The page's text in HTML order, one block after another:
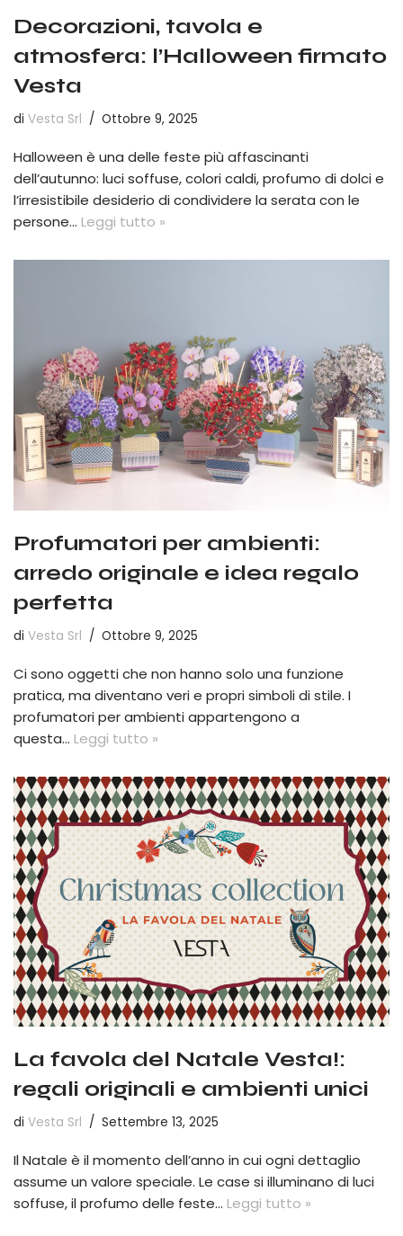
Decorazioni, tavola e
atmosfera: l’Halloween firmato
Vesta
di Vesta Srl Ottobre 9, 2025
Halloween è una delle feste più affascinanti
dell’autunno: luci soffuse, colori caldi, profumo di dolci e
l’irresistibile desiderio di condividere la serata con le
persone… Leggi tutto »
Profumatori per ambienti:
arredo originale e idea regalo
perfetta
di Vesta Srl Ottobre 9, 2025
Ci sono oggetti che non hanno solo una funzione
pratica, ma diventano veri e propri simboli di stile. I
profumatori per ambienti appartengono a
questa… Leggi tutto »
La favola del Natale Vesta!:
regali originali e ambienti unici
di Vesta Srl Settembre 13, 2025
Il Natale è il momento dell’anno in cui ogni dettaglio
assume un valore speciale. Le case si illuminano di luci
soffuse, il profumo delle feste… Leggi tutto »